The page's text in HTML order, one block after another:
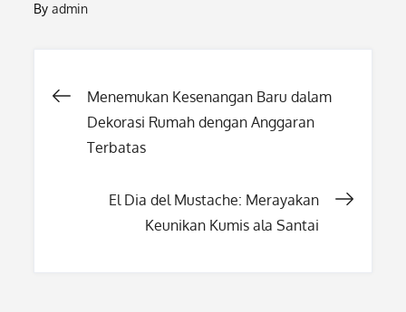
Byadmin
Post
navigation
Menemukan Kesenangan Baru dalam
Dekorasi Rumah dengan Anggaran
Terbatas
El Dia del Mustache: Merayakan
Keunikan Kumis ala Santai